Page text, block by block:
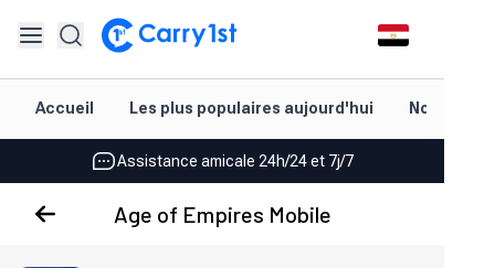
Accueil Les plus populaires aujourd'hui
Les meilleures offres pour vos meilleurs jeux
Assistance amicale 24h/24 et 7j/7
Noté 4,45 sur Google Play et l'App Store
Age of Empires Mobile